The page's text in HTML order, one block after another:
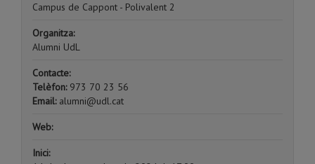
Campus de Cappont - Polivalent 2
Organitza:
Alumni UdL
Contacte:
Telèfon:973 70 23 56
Email:alumni@udl.cat
Web:
Inici: